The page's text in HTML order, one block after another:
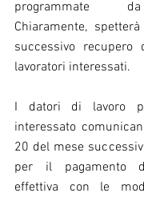
programmate
Chiaramente,
successivo recupero
lavoratori interessati.
I datori di lavoro
interessato
20 del mese
per il pagamento
effettiva con le